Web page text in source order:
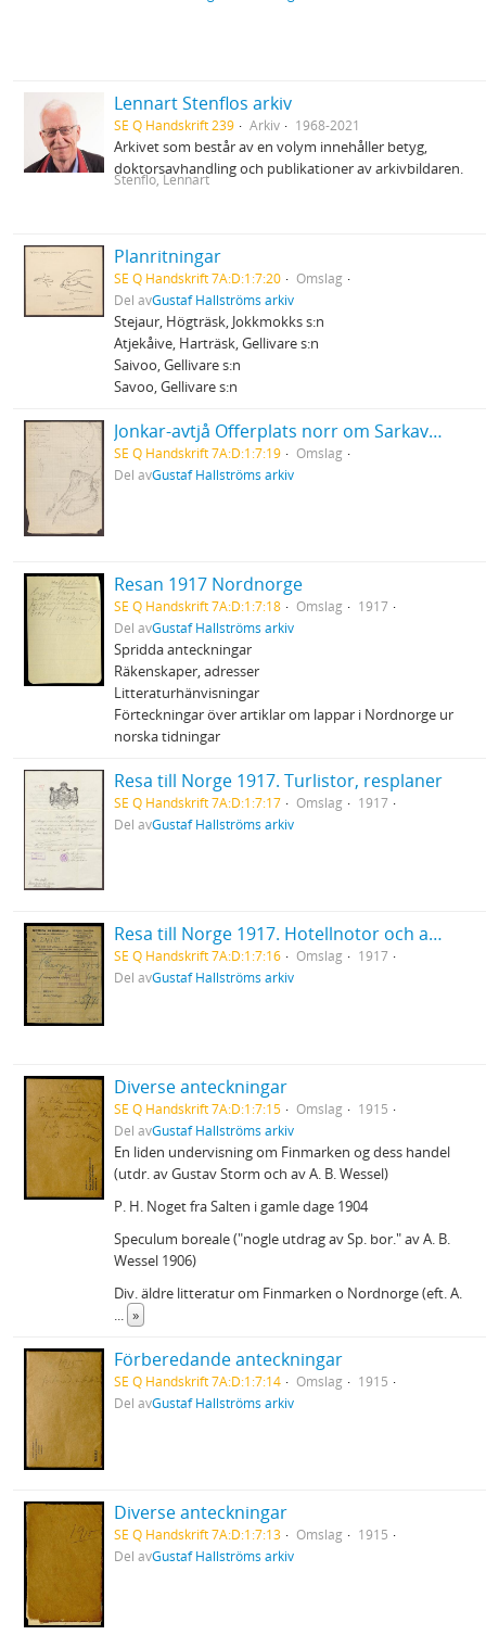
Lennart Stenflos arkiv
SE Q Handskrift 239 Arkiv 1968-2021
Arkivet som består av en volym innehåller betyg,
doktorsavhandling och publikationer av arkivbildaren.
Stenflo, Lennart
Planritningar
SE Q Handskrift 7A:D:1:7:20
Omslag
Del avGustaf Hallströms arkiv
Stejaur, Högträsk, Jokkmokks s:n
Atjekåive, Harträsk, Gellivare s:n
Saivoo, Gellivare s:n
Savoo, Gellivare s:n
Jonkar-avtjå Offerplats norr om Sarkavare, Jokkmokks socken d.o fångstgropar
SE Q Handskrift 7A:D:1:7:19
Omslag
Del avGustaf Hallströms arkiv
Resan 1917 Nordnorge
SE Q Handskrift 7A:D:1:7:18 Omslag
1917
Del avGustaf Hallströms arkiv
Spridda anteckningar
Räkenskaper, adresser
Litteraturhänvisningar
Förteckningar över artiklar om lappar i Nordnorge ur
norska tidningar
Resa till Norge 1917. Turlistor, resplaner
SE Q Handskrift 7A:D:1:7:17 Omslag
1917
Del avGustaf Hallströms arkiv
Resa till Norge 1917. Hotellnotor och andra räkningar
SE Q Handskrift 7A:D:1:7:16 Omslag
1917
Del avGustaf Hallströms arkiv
Diverse anteckningar
SE Q Handskrift 7A:D:1:7:15 Omslag
1915
Del avGustaf Hallströms arkiv
En liden undervisning om Finmarken og dess handel
(utdr. av Gustav Storm och av A. B. Wessel)
P. H. Noget fra Salten i gamle dage 1904
Speculum boreale ("nogle utdrag av Sp. bor." av A. B.
Wessel 1906)
Div. äldre litteratur om Finmarken o Nordnorge (eft. A.
... »
Förberedande anteckningar
SE Q Handskrift 7A:D:1:7:14 Omslag
1915
Del avGustaf Hallströms arkiv
Diverse anteckningar
SE Q Handskrift 7A:D:1:7:13 Omslag
1915
Del avGustaf Hallströms arkiv